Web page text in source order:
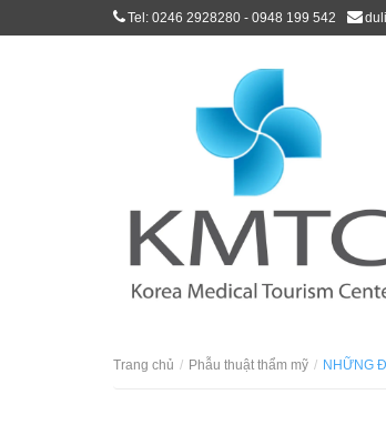
Tel: 0246 2928280 - 0948 199 542
Trang chủ Phẫu thuật thẩm mỹ NHỮNG